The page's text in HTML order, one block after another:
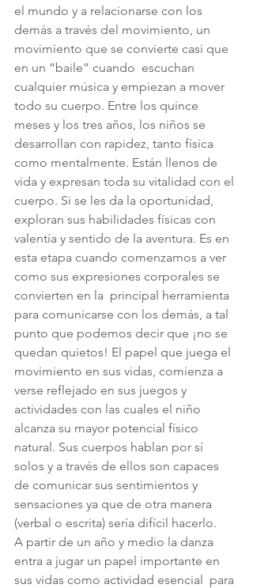
el mundo y a relacionarse con los
demás a través del movimiento, un
movimiento que se convierte casi que
en un “baile” cuando  escuchan
cualquier música y empiezan a mover
todo su cuerpo. Entre los quince
meses y los tres años, los niños se
desarrollan con rapidez, tanto física
como mentalmente. Están llenos de
vida y expresan toda su vitalidad con el
cuerpo. Si se les da la oportunidad,
exploran sus habilidades físicas con
valentía y sentido de la aventura. Es en
esta etapa cuando comenzamos a ver
como sus expresiones corporales se
convierten en la  principal herramienta
para comunicarse con los demás, a tal
punto que podemos decir que ¡no se
quedan quietos! El papel que juega el
movimiento en sus vidas, comienza a
verse reflejado en sus juegos y
actividades con las cuales el niño
alcanza su mayor potencial físico
natural. Sus cuerpos hablan por sí
solos y a través de ellos son capaces
de comunicar sus sentimientos y
sensaciones ya que de otra manera
(verbal o escrita) sería difícil hacerlo.
A partir de un año y medio la danza
entra a jugar un papel importante en
sus vidas como actividad esencial  para